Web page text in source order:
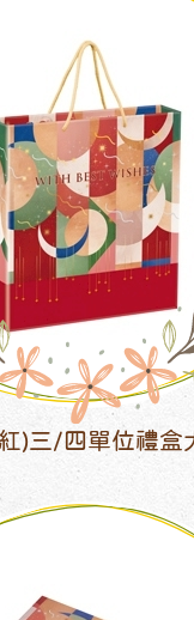
)三/四單位禮盒